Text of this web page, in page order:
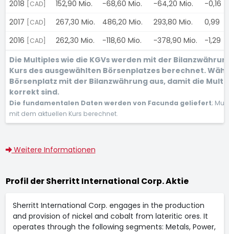
2018 [CAD] 152,90 Mio. -68,60 Mio. -64,20 Mio.
-0,16
2017
[CAD] 267,30 Mio. 486,20 Mio. 293,80 Mio.
0,99
2016
[CAD] 262,30 Mio. -118,60 Mio. -378,90 Mio.
-1,29
Die Multiples wie die KGVs werden mit der
Kurs des ausgewählten Börsenplatzes berechnet.
Börsenplatz mit der Bilanzwährung aus, damit die
korrekt sind.
Die fundamentalen Daten werden von Facunda geliefert;
mit dem aktuellen Kurs berechnet.
Weitere Informationen
Profil der Sherritt International Corp. Aktie
Sherritt International Corp. engages in the production
and provision of nickel and cobalt from lateritic ores. It
operates through the following segments: Metals, Power,